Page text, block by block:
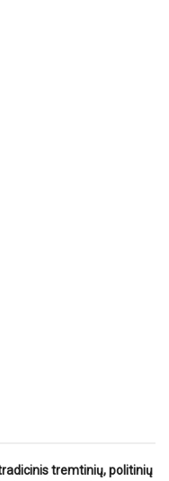
tremtinių, politinių